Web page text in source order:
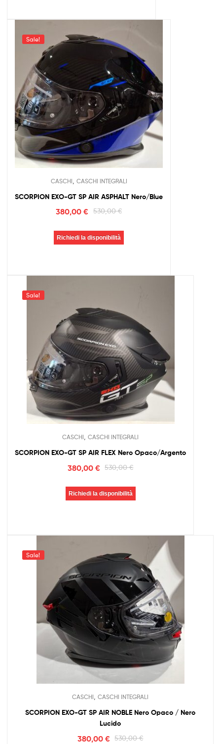
Sale!
CASCHI CASCHI INTEGRALI
SCORPION EXO-GT SP AIR ASPHALT Nero/Blue
530,00€
380,00€
Richiedi la disponibilità
Sale!
CASCHI CASCHI INTEGRALI
SCORPION EXO-GT SP AIR FLEX Nero Opaco/Argento
530,00€
380,00 €
Richiedi la disponibilità
Sale!
CASCHI, CASCHI INTEGRALI
SCORPION EXO-GT SP AIR NOBLE Nero Opaco / Nero
Lucido
530,00€
380,00 €